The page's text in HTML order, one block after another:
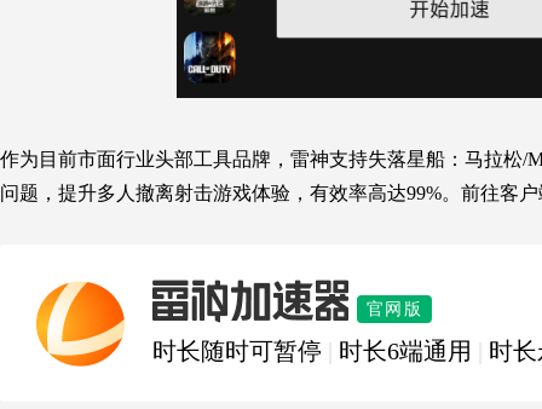
作为目前市面行业头部工具品牌，雷神支持失落星船：马拉松/
问题，提升多人撤离射击游戏体验，有效率高达99%。前往客
雷神加速器 官网版
时长随时可暂停 时长6端通用 时